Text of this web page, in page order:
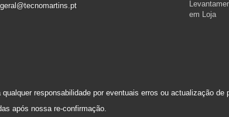
geral@tecnomartins.pt
responsabilidade por eventuais erros ou actualização de
após nossa re-confirmação.